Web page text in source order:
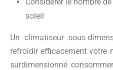
soleil
Un climatiseur sous-
refroidir efficacement votre
surdimensionné